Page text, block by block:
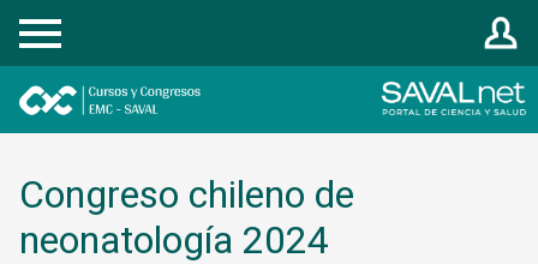
Registrarse
Congreso chileno de
neonatología 2024